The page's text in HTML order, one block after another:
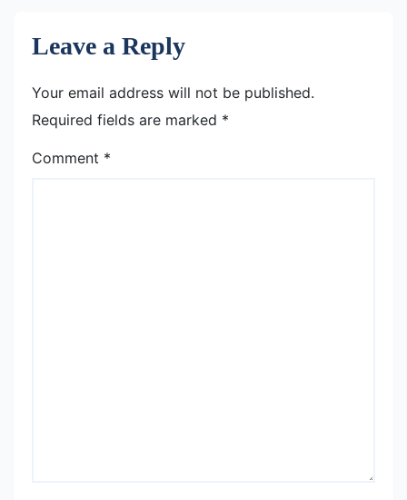
Leave a Reply
Your email address will not be published.
Required fields are marked *
Comment *